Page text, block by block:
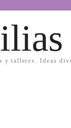
y talleres. Ideas